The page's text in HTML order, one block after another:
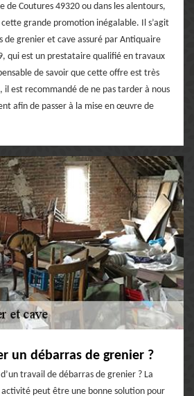
de Coutures 49320 ou dans les alentours,
cette grande promotion inégalable. Il s’agit
de grenier et cave assuré par Antiquaire
qui est un prestataire qualifié en travaux
de savoir que cette offre est très
il est recommandé de ne pas tarder à nous
afin de passer à la mise en œuvre de
un débarras de grenier ?
travail de débarras de grenier ? La
peut être une bonne solution pour